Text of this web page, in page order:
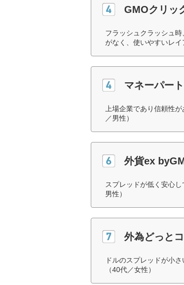
GMOクリッ
フラッシュクラッシュ
がなく、使いやすいレイ
マネーパー
上場企業であり信頼性
／男性）
外貨ex
スプレッドが低く安心
男性）
外為どっと
ドルのスプレッドが小
（40代／女性）